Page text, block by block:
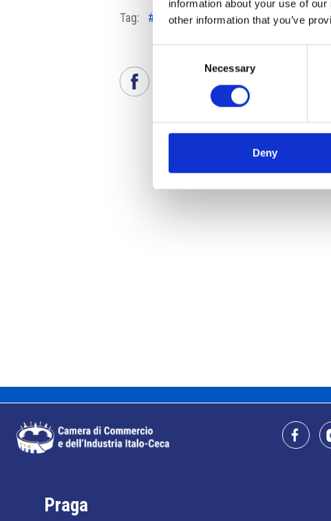
information about your use of
other information that you’ve
Necessary
Deny
Tag: #annunci #aziende ceche #centri
Praga